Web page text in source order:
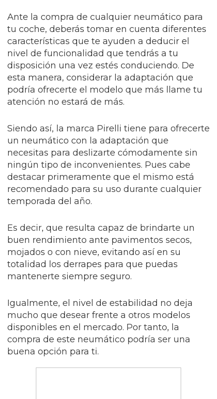
Ante la compra de cualquier neumático para
tu coche, deberás tomar en cuenta diferentes
características que te ayuden a deducir el
nivel de funcionalidad que tendrás a tu
disposición una vez estés conduciendo. De
esta manera, considerar la adaptación que
podría ofrecerte el modelo que más llame tu
atención no estará de más.
Siendo así, la marca Pirelli tiene para ofrecerte
un neumático con la adaptación que
necesitas para deslizarte cómodamente sin
ningún tipo de inconvenientes. Pues cabe
destacar primeramente que el mismo está
recomendado para su uso durante cualquier
temporada del año.
Es decir, que resulta capaz de brindarte un
buen rendimiento ante pavimentos secos,
mojados o con nieve, evitando así en su
totalidad los derrapes para que puedas
mantenerte siempre seguro.
Igualmente, el nivel de estabilidad no deja
mucho que desear frente a otros modelos
disponibles en el mercado. Por tanto, la
compra de este neumático podría ser una
buena opción para ti.